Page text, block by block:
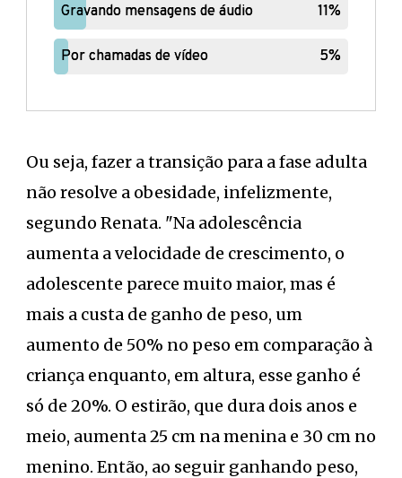
Gravando mensagens de áudio 11%
Gravando mensagens de áudio 11%
Por chamadas de vídeo 5%
Por chamadas de vídeo 5%
Ou seja, fazer a transição para a fase adulta
não resolve a obesidade, infelizmente,
segundo Renata. "Na adolescência
aumenta a velocidade de crescimento, o
adolescente parece muito maior, mas é
mais a custa de ganho de peso, um
aumento de 50% no peso em comparação à
criança enquanto, em altura, esse ganho é
só de 20%. O estirão, que dura dois anos e
meio, aumenta 25 cm na menina e 30 cm no
menino. Então, ao seguir ganhando peso,